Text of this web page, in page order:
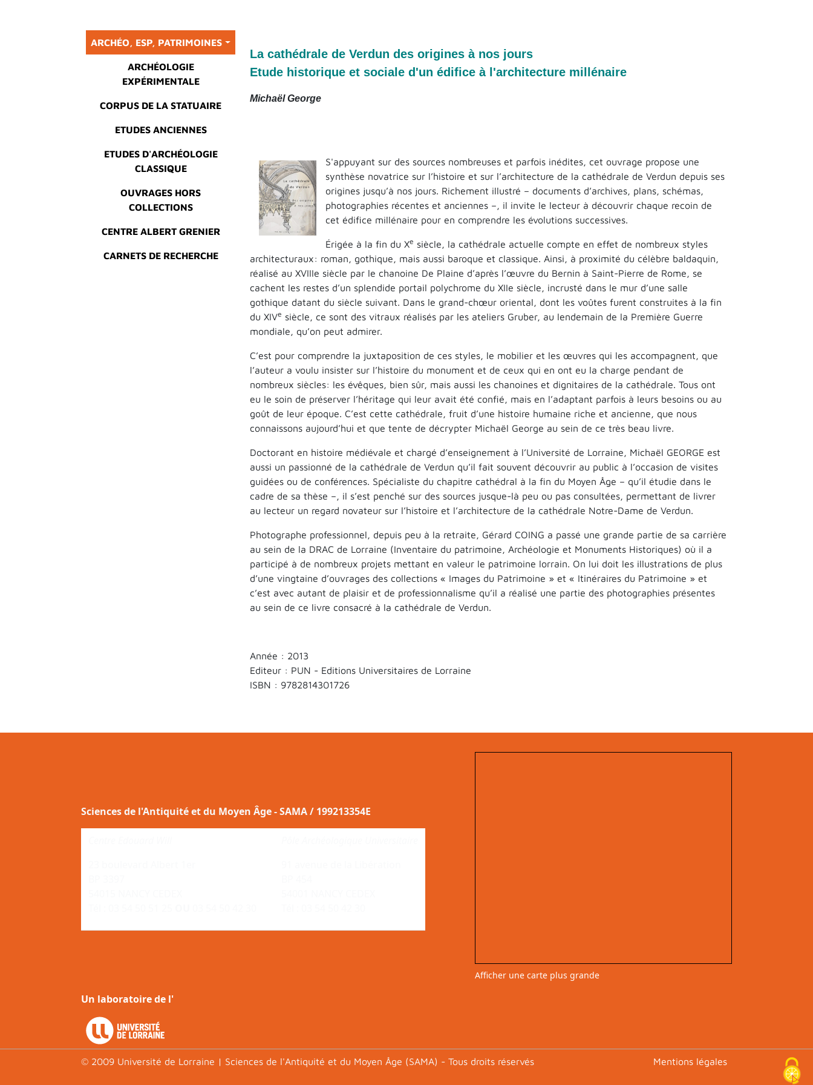
Main menu
ARCHÉO, ESP, PATRIMOINES
ARCHÉOLOGIE
EXPÉRIMENTALE
CORPUS DE LA STATUAIRE
ETUDES ANCIENNES
ETUDES D'ARCHÉOLOGIE
CLASSIQUE
OUVRAGES HORS
COLLECTIONS
CENTRE ALBERT GRENIER
CARNETS DE RECHERCHE
La cathédrale de Verdun des origines à nos jours
Etude historique et sociale d'un édifice à l'architecture millénaire
Michaël George
S'appuyant sur des sources nombreuses et parfois inédites, cet ouvrage propose une
synthèse novatrice sur l’histoire et sur l’architecture de la cathédrale de Verdun depuis ses
origines jusqu’à nos jours. Richement illustré – documents d’archives, plans, schémas,
photographies récentes et anciennes –, il invite le lecteur à découvrir chaque recoin de
cet édifice millénaire pour en comprendre les évolutions successives.
Érigée à la fin du Xe siècle, la cathédrale actuelle compte en effet de nombreux styles
architecturaux: roman, gothique, mais aussi baroque et classique. Ainsi, à proximité du célèbre baldaquin,
réalisé au XVIIIe siècle par le chanoine De Plaine d’après l’œuvre du Bernin à Saint-Pierre de Rome, se
cachent les restes d’un splendide portail polychrome du XIIe siècle, incrusté dans le mur d’une salle
gothique datant du siècle suivant. Dans le grand-chœur oriental, dont les voûtes furent construites à la fin
du XIVe siècle, ce sont des vitraux réalisés par les ateliers Gruber, au lendemain de la Première Guerre
mondiale, qu’on peut admirer.
C’est pour comprendre la juxtaposition de ces styles, le mobilier et les œuvres qui les accompagnent, que
l’auteur a voulu insister sur l’histoire du monument et de ceux qui en ont eu la charge pendant de
nombreux siècles: les évêques, bien sûr, mais aussi les chanoines et dignitaires de la cathédrale. Tous ont
eu le soin de préserver l’héritage qui leur avait été confié, mais en l’adaptant parfois à leurs besoins ou au
goût de leur époque. C’est cette cathédrale, fruit d’une histoire humaine riche et ancienne, que nous
connaissons aujourd’hui et que tente de décrypter Michaël George au sein de ce très beau livre.
Doctorant en histoire médiévale et chargé d’enseignement à l’Université de Lorraine, Michaël GEORGE est
aussi un passionné de la cathédrale de Verdun qu’il fait souvent découvrir au public à l’occasion de visites
guidées ou de conférences. Spécialiste du chapitre cathédral à la fin du Moyen Âge – qu’il étudie dans le
cadre de sa thèse –, il s’est penché sur des sources jusque-là peu ou pas consultées, permettant de livrer
au lecteur un regard novateur sur l’histoire et l’architecture de la cathédrale Notre-Dame de Verdun.
Photographe professionnel, depuis peu à la retraite, Gérard COING a passé une grande partie de sa carrière
au sein de la DRAC de Lorraine (Inventaire du patrimoine, Archéologie et Monuments Historiques) où il a
participé à de nombreux projets mettant en valeur le patrimoine lorrain. On lui doit les illustrations de plus
d’une vingtaine d’ouvrages des collections « Images du Patrimoine » et « Itinéraires du Patrimoine » et
c’est avec autant de plaisir et de professionnalisme qu’il a réalisé une partie des photographies présentes
au sein de ce livre consacré à la cathédrale de Verdun.
Année : 2013
Editeur : PUN - Editions Universitaires de Lorraine
ISBN : 9782814301726
Sciences de l'Antiquité et du Moyen Âge - SAMA / 199213354E
Afficher une carte plus grande
Un laboratoire de l'
© 2009 Université de Lorraine | Sciences de l'Antiquité et du Moyen Âge (SAMA) - Tous droits réservés Footer
Mentions légales